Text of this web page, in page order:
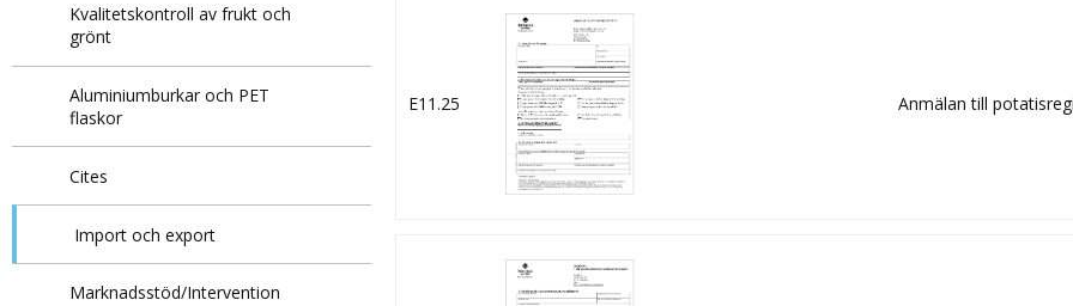
Kvalitetskontroll av frukt och
grönt
Aluminiumburkar och PET
flaskor
Cites
Import och export
Marknadsstöd/Intervention
E11.25 Anmälan till